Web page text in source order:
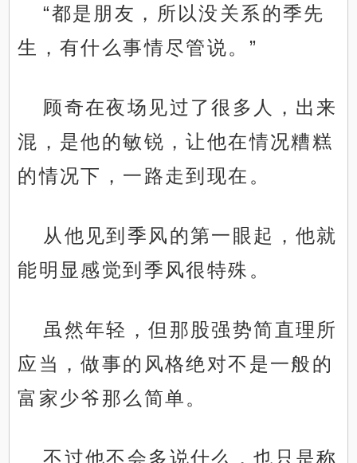
“都是朋友，所以没关系的季先
生，有什么事情尽管说。”
顾奇在夜场见过了很多人，出来
混，是他的敏锐，让他在情况糟糕
的情况下，一路走到现在。
从他见到季风的第一眼起，他就
能明显感觉到季风很特殊。
虽然年轻，但那股强势简直理所
应当，做事的风格绝对不是一般的
富家少爷那么简单。
不过他不会多说什么，也只是称